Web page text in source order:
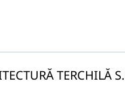
TERCHILĂ